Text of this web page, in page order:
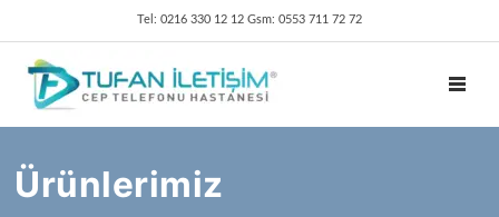
Tel: 0216 330 12 12 Gsm: 0553 711 72 72
Ürünlerimiz